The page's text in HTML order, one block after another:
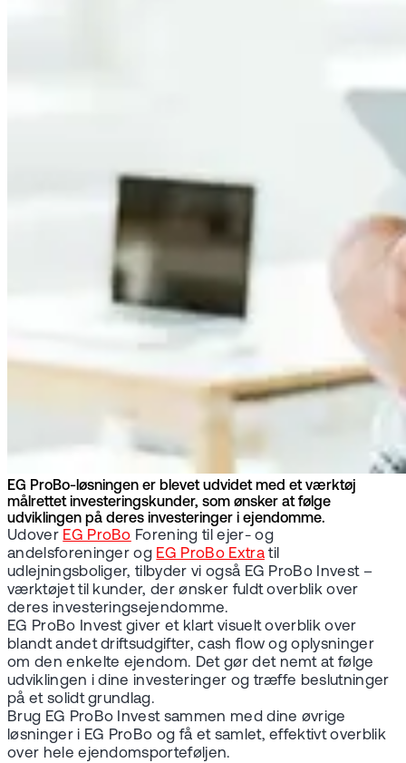
EG ProBo-løsningen er blevet udvidet med et værktøj
målrettet investeringskunder, som ønsker at følge
udviklingen på deres investeringer i ejendomme.
Udover EG ProBo Forening til ejer- og
andelsforeninger og EG ProBo Extratil
udlejningsboliger, tilbyder vi også EG ProBo Invest –
værktøjet til kunder, der ønsker fuldt overblik over
deres investeringsejendomme.
EG ProBo Invest giver et klart visuelt overblik over
blandt andet driftsudgifter, cash flow og oplysninger
om den enkelte ejendom. Det gør det nemt at følge
udviklingen i dine investeringer og træffe beslutninger
på et solidt grundlag.
Brug EG ProBo Invest sammen med dine øvrige
løsninger i EG ProBo og få et samlet, effektivt overblik
over hele ejendomsporteføljen.